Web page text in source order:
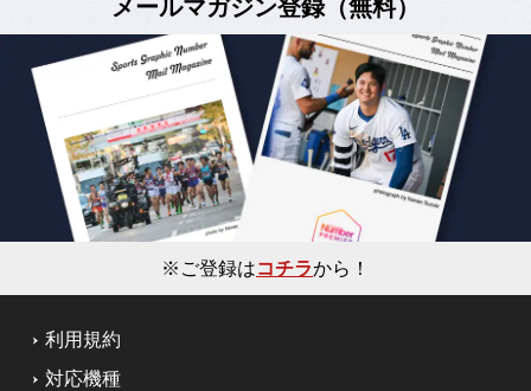
メールマガジン登録（無料）
※ご登録はコチラから！
利用規約
対応機種